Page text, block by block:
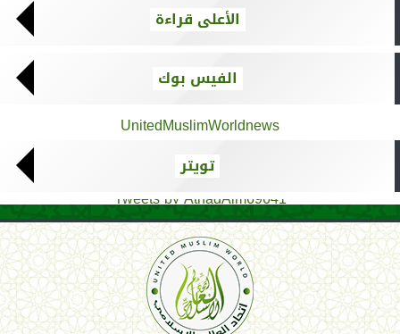
الأعلى قراءة
الفيس بوك
UnitedMuslimWorldnews
تويتر
Tweets by AthadAlm69641